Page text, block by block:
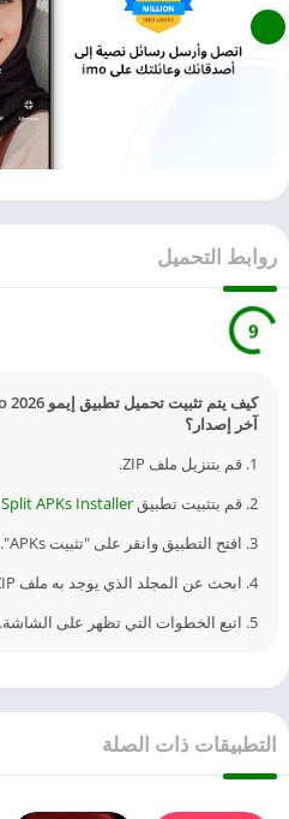
روابط التحميل
9
آخر إصدار؟
1. قم بتنزيل ملف ZIP.
2. قم بتثبيت تطبيق
Split APKs Installer
3. افتح التطبيق وانقر على "تثبيت APKs".
4. ابحث عن المجلد الذي يوجد به ملف ZIP الذي تم تنزيله وحدده.
5. اتبع الخطوات التي تظهر على الشاشة.
التطبيقات ذات الصلة